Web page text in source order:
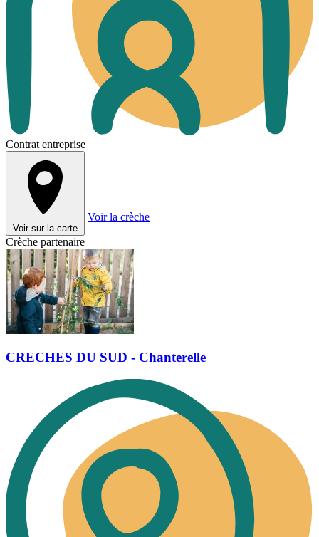
Contrat entreprise
Voir sur la carte
Voir la crèche
Crèche partenaire
CRECHES DU SUD - Chanterelle